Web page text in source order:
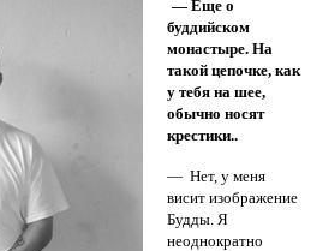
— Еще о
буддийском
монастыре. На
такой цепочке, как
у тебя на шее,
обычно носят
крестики..
— Нет, у меня
висит изображение
Будды. Я
неоднократно